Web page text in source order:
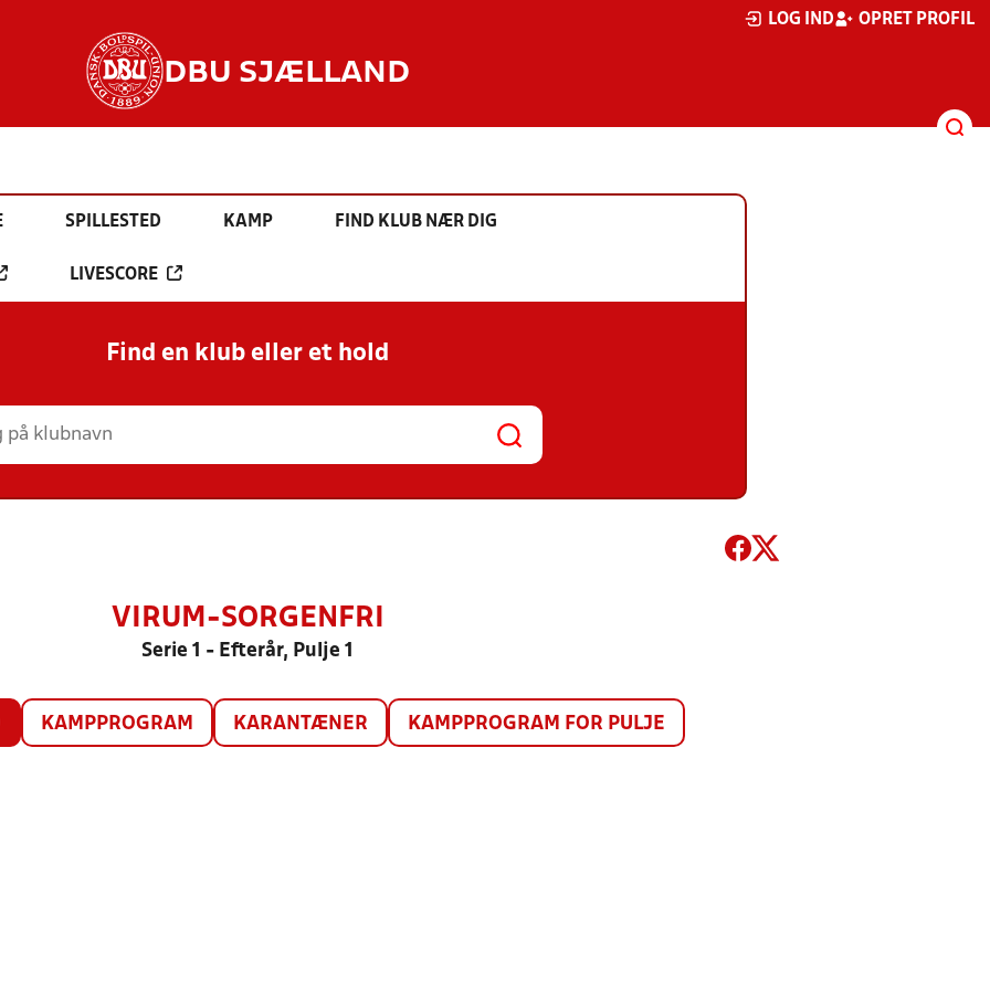
LOG IND OPRET PROFIL
DBU SJÆLLAND
SPILLESTED KAMP FIND KLUB NÆR DIG
LIVESCORE
Find en klub eller et hold
VIRUM-SORGENFRI
Serie 1 - Efterår, Pulje 1
KAMPPROGRAM KARANTÆNER KAMPPROGRAM FOR PULJE